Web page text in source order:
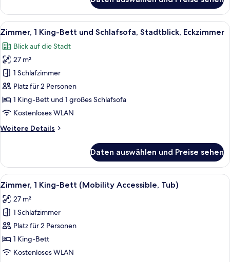
2 Queen-
Betten
Alle
Fotos
für
Zimmer,
1 King-
Bett
und
Schlafsofa,
Eckzimmer
Ein Hotelzimmer mit einem großen
5
Zimmer, 1 King-Bett und Schlafsofa, Stadtblick, Eckzimmer
Blick auf die Stadt
27 m²
1 Schlafzimmer
Platz für 2 Personen
1 King-Bett und 1 großes Schlafsofa
Kostenloses WLAN
Weitere Details
Weitere
1 King-
Bett
und
Stadtblick,
Eckzimmer
Daten auswählen und Preise sehen
Alle
Fotos
für
Zimmer,
1 King-
Bett
(Mobility
Ein modernes Hotelzimmer mit
5
Zimmer, 1 King-Bett (Mobility Accessible, Tub)
27 m²
1 Schlafzimmer
Platz für 2 Personen
1 King-Bett
Kostenloses WLAN